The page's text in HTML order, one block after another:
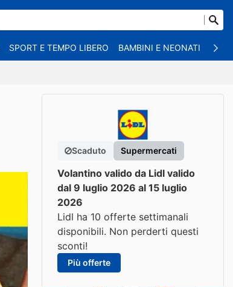
SPORT E TEMPO LIBERO BAMBINI E NEONATI
Scaduto Supermercati
Volantino valido da Lidl valido
dal 9 luglio 2026 al 15 luglio
2026
Lidl ha 10 offerte settimanali
disponibili. Non perderti questi
sconti!
Più offerte